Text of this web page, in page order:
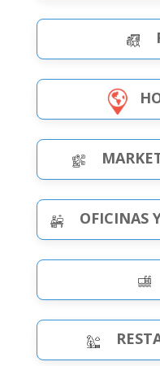
OFICINAS